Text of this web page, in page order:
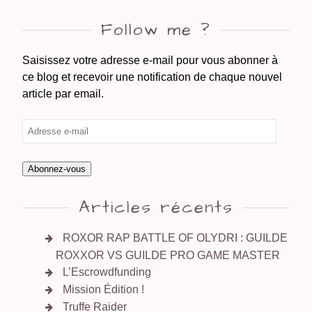
Follow me ?
Saisissez votre adresse e-mail pour vous abonner à
ce blog et recevoir une notification de chaque nouvel
article par email.
Abonnez-vous
Articles récents
ROXOR RAP BATTLE OF OLYDRI : GUILDE
ROXXOR VS GUILDE PRO GAME MASTER
L’Escrowdfunding
Mission Édition !
Truffe Raider